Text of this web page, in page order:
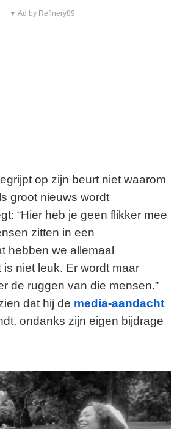
▼ Ad by Refinery89
op zijn beurt niet waarom
groot nieuws wordt
“Hier heb je geen flikker mee
zitten in een
hebben we allemaal
niet leuk. Er wordt maar
de ruggen van die mensen.”
dat hij de media-aandacht
ondanks zijn eigen bijdrage